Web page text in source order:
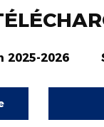
2025-2026